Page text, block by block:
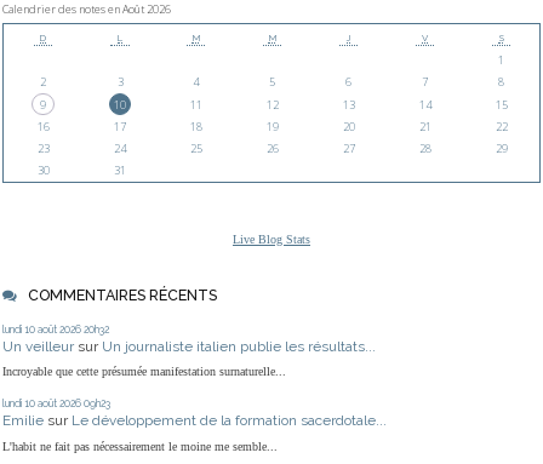
Calendrier des notes en Août 2026
D L M M J V S
1
2
3 4 5 6 7
8
9
10 11 12 13 14
15
16
17 18 19 20 21
22
23
24 25 26 27 28
29
30
31
Live Blog Stats
COMMENTAIRES RÉCENTS
lundi 10 août 2026 20h32
Un veilleur sur Un journaliste italien publie les résultats...
Incroyable que cette présumée manifestation surnaturelle...
lundi 10 août 2026 09h23
Emilie sur Le développement de la formation sacerdotale...
L'habit ne fait pas nécessairement le moine me semble...